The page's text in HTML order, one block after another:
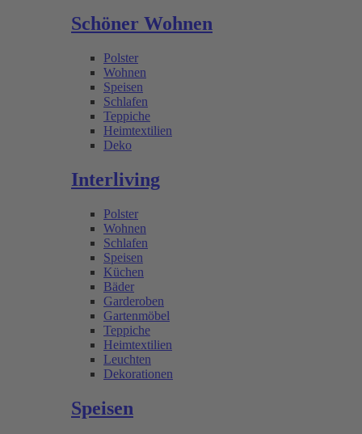
Schöner Wohnen
Polster
Wohnen
Speisen
Schlafen
Teppiche
Heimtextilien
Deko
Interliving
Polster
Wohnen
Schlafen
Speisen
Küchen
Bäder
Garderoben
Gartenmöbel
Teppiche
Heimtextilien
Leuchten
Dekorationen
Speisen